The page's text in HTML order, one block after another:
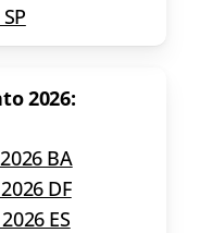
2026:
BA
DF
ES